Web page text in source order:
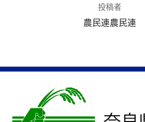
投稿者
農民連農民連